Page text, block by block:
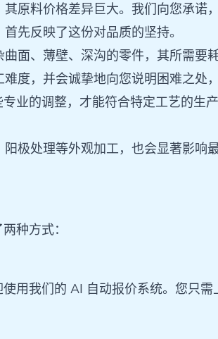
原料价格差异巨大。我们向您承
先反映了这份对品质的坚持。
面、薄壁、深沟的零件，其所需要
度，并会诚挚地向您说明困难之处
业的调整，才能符合特定工艺的生
极处理等外观加工，也会显著影响最
种方式：
用我们的 AI 自动报价系统。您只